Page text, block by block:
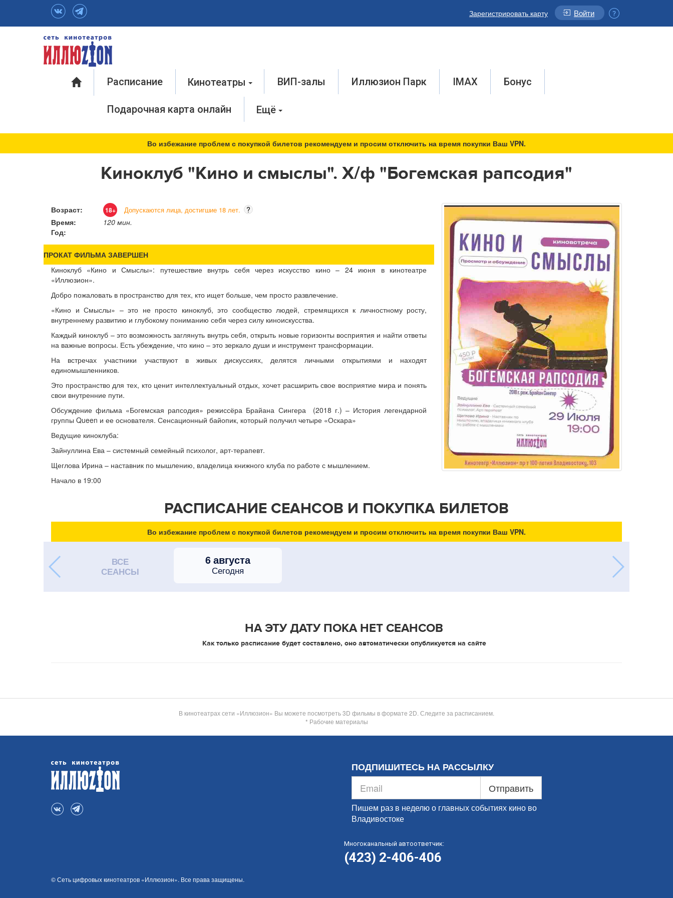
Зарегистрировать карту Войти
Расписание Кинотеатры ВИП-залы Иллюзион Парк IMAX Бонус
Подарочная карта онлайн Ещё
Во избежание проблем с покупкой билетов рекомендуем и просим отключить на время покупки Ваш VPN.
Киноклуб "Кино и смыслы". Х/ф "Богемская рапсодия"
Возраст: 18+ Допускаются лица, достигшие 18 лет.
?
Время:
120 мин.
Год:
ПРОКАТ ФИЛЬМА ЗАВЕРШЕН
Киноклуб «Кино и Смыслы»: путешествие внутрь себя через искусство кино – 24 июня в кинотеатре
«Иллюзион».
Добро пожаловать в пространство для тех, кто ищет больше, чем просто развлечение.
«Кино и Смыслы» – это не просто киноклуб, это сообщество людей, стремящихся к личностному росту,
внутреннему развитию и глубокому пониманию себя через силу киноискусства.
Каждый киноклуб – это возможность заглянуть внутрь себя, открыть новые горизонты восприятия и найти ответы
на важные вопросы. Есть убеждение, что кино – это зеркало души и инструмент трансформации.
На встречах участники участвуют в живых дискуссиях, делятся личными открытиями и находят
единомышленников.
Это пространство для тех, кто ценит интеллектуальный отдых, хочет расширить свое восприятие мира и понять
свои внутренние пути.
Обсуждение фильма «Богемская рапсодия» режиссёра Брайана Сингера (2018 г.) – История легендарной
группы Queen и ее основателя. Сенсационный байопик, который получил четыре «Оскара»
Ведущие киноклуба:
Зайнуллина Ева – системный семейный психолог, арт-терапевт.
Щеглова Ирина – наставник по мышлению, владелица книжного клуба по работе с мышлением.
Начало в 19:00
РАСПИСАНИЕ СЕАНСОВ И ПОКУПКА БИЛЕТОВ
Во избежание проблем с покупкой билетов рекомендуем и просим отключить на время покупки Ваш VPN.
ВСЕ
СЕАНСЫ
6 августа
Сегодня
НА ЭТУ ДАТУ ПОКА НЕТ СЕАНСОВ
Как только расписание будет составлено, оно автоматически опубликуется на сайте
В кинотеатрах сети «Иллюзион» Вы можете посмотреть 3D фильмы в формате 2D. Следите за расписанием.
* Рабочие материалы
ПОДПИШИТЕСЬ НА РАССЫЛКУ
Отправить
Пишем раз в неделю о главных событиях кино во
Владивостоке
Многоканальный автоответчик:
(423) 2-406-406
© Сеть цифровых кинотеатров «Иллюзион». Все права защищены.